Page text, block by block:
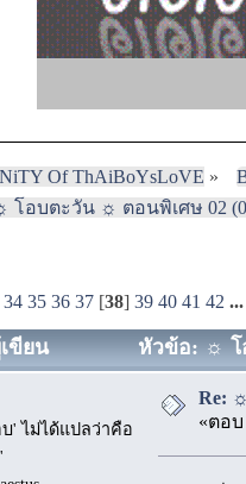
Of ThAiBoYsLoVE »
โอบตะวัน ☼ ตอนพิเศษ 02
34 35 36 37 [38]39 40 41 42
ขียน หัวข้อ: ☼ โอ
' ไม่ได้แปลว่าคือ
Re:
«ตอบ